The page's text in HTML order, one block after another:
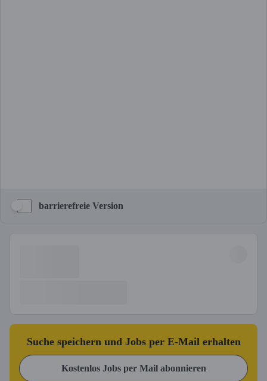
barrierefreie Version
Suche speichern und Jobs per E-Mail erhalten
Kostenlos Jobs per Mail abonnieren